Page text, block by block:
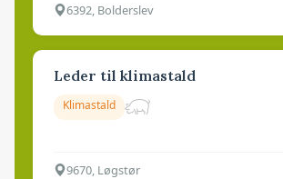
6392, Bolderslev
Leder til klimastald
Klimastald
9670, Løgstør